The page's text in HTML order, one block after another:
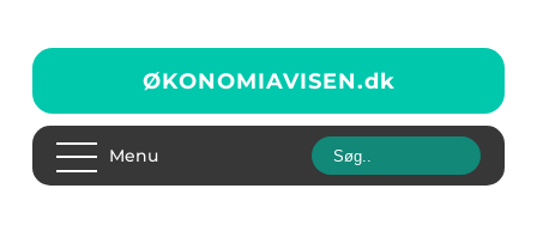
ØKONOMIAVISEN.dk
Menu